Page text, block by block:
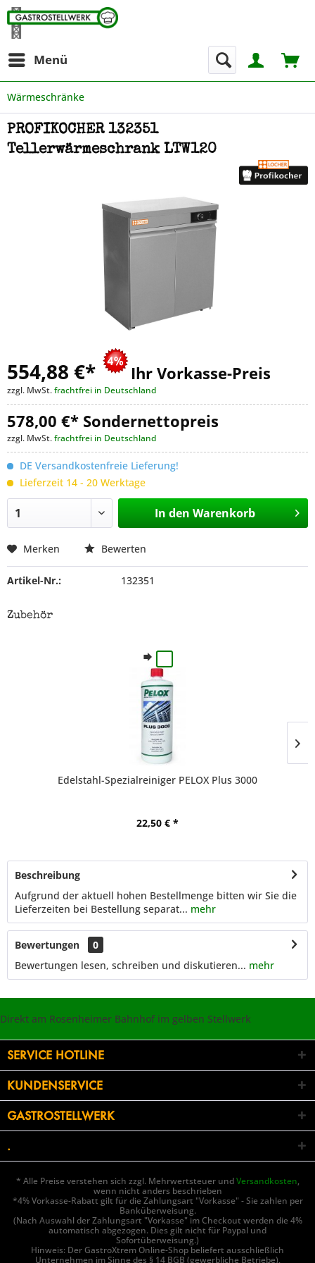
Menü
Wärmeschränke
PROFIKOCHER 132351
Tellerwärmeschrank LTW120
554,88 €* Ihr Vorkasse-Preis
zzgl. MwSt.frachtfrei in Deutschland
578,00 €* Sondernettopreis
zzgl. MwSt.frachtfrei in Deutschland
DE Versandkostenfreie Lieferung!
Lieferzeit 14 - 20 Werktage
In den Warenkorb
Merken Bewerten
Artikel-Nr.: 132351
Zubehör
Edelstahl-Spezialreiniger PELOX Plus 3000
22,50 € *
Beschreibung
Aufgrund der aktuell hohen Bestellmenge bitten wir Sie die
Lieferzeiten bei Bestellung separat... mehr
Bewertungen
0
Bewertungen lesen, schreiben und diskutieren... mehr
Direkt am Rosenheimer Bahnhof im gelben Stellwerk
SERVICE HOTLINE
KUNDENSERVICE
GASTROSTELLWERK
.
* Alle Preise verstehen sich zzgl. Mehrwertsteuer undVersandkosten,
wenn nicht anders beschrieben
*4% Vorkasse-Rabatt gilt für die Zahlungsart "Vorkasse" - Sie zahlen per
Banküberweisung.
(Nach Auswahl der Zahlungsart "Vorkasse" im Checkout werden die 4%
automatisch abgezogen. Dies gilt nicht für Paypal und
Sofortüberweisung.)
Hinweis: Der GastroXtrem Online-Shop beliefert ausschließlich
Unternehmen im Sinne des § 14 BGB (gewerbliche Betriebe),